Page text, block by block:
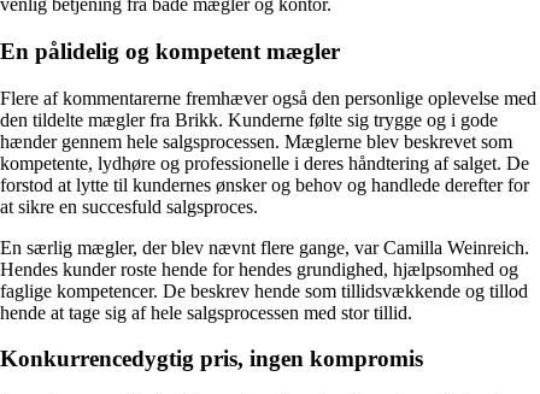
venlig betjening fra både mægler og kontor.
En pålidelig og kompetent mægler
Flere af kommentarerne fremhæver også den personlige oplevelse med
den tildelte mægler fra Brikk. Kunderne følte sig trygge og i gode
hænder gennem hele salgsprocessen. Mæglerne blev beskrevet som
kompetente, lydhøre og professionelle i deres håndtering af salget. De
forstod at lytte til kundernes ønsker og behov og handlede derefter for
at sikre en succesfuld salgsproces.
En særlig mægler, der blev nævnt flere gange, var Camilla Weinreich.
Hendes kunder roste hende for hendes grundighed, hjælpsomhed og
faglige kompetencer. De beskrev hende som tillidsvækkende og tillod
hende at tage sig af hele salgsprocessen med stor tillid.
Konkurrencedygtig pris, ingen kompromis